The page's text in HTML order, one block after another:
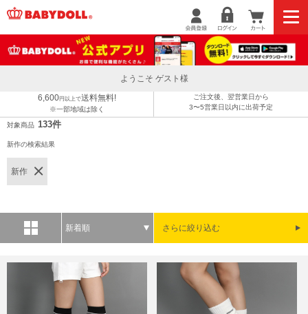
ようこそ ゲスト様
6,600円以上で送料無料!
※一部地域は除く
ご注文後、翌営業日から
3〜5営業日以内に出荷予定
対象商品 133件
新作の検索結果
新作
新着順 さらに絞り込む